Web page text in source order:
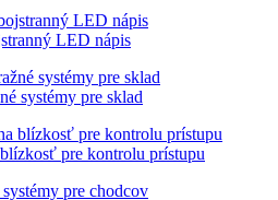
LED nápis
systémy pre sklad
pre kontrolu prístupu